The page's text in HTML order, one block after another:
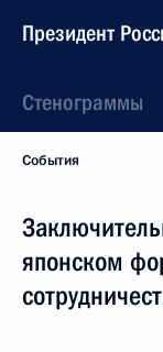
Президент
Стенограммы
События
японском